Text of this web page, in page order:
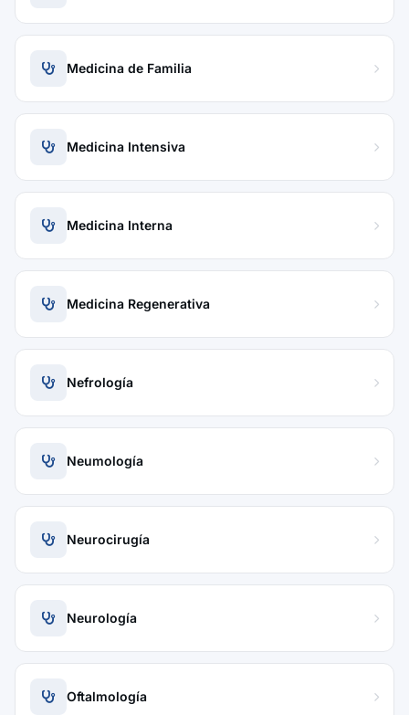
Medicina de Familia
Medicina Intensiva
Medicina Interna
Medicina Regenerativa
Nefrología
Neumología
Neurocirugía
Neurología
Oftalmología